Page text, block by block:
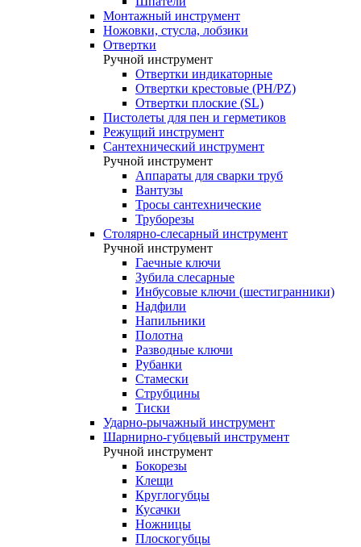
Монтажный инструмент
Ножовки, стусла, лобзики
Отвертки
Ручной инструмент
Отвертки индикаторные
Отвертки крестовые (РН/РZ)
Отвертки плоские (SL)
Пистолеты для пен и герметиков
Режущий инструмент
Сантехнический инструмент
Ручной инструмент
Аппараты для сварки труб
Вантузы
Тросы сантехнические
Труборезы
Столярно-слесарный инструмент
Ручной инструмент
Гаечные ключи
Зубила слесарные
Инбусовые ключи (шестигранники)
Надфили
Напильники
Полотна
Разводные ключи
Рубанки
Стамески
Струбцины
Тиски
Ударно-рычажный инструмент
Шарнирно-губцевый инструмент
Ручной инструмент
Бокорезы
Клещи
Круглогубцы
Кусачки
Ножницы
Плоскогубцы